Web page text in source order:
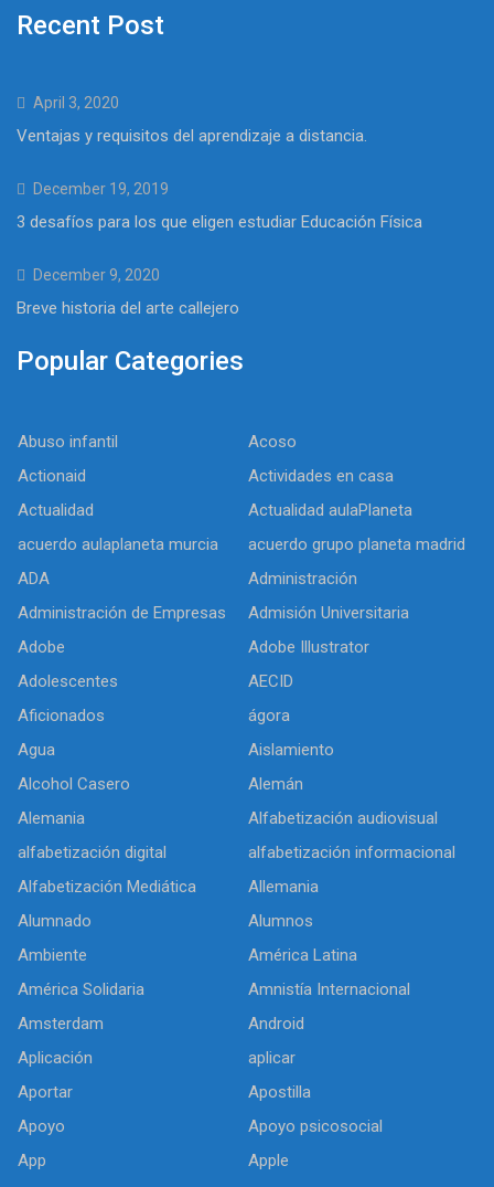
Recent Post
April 3, 2020
Ventajas y requisitos del aprendizaje a distancia.
December 19, 2019
3 desafíos para los que eligen estudiar Educación Física
December 9, 2020
Breve historia del arte callejero
Popular Categories
Abuso infantil
Acoso
Actionaid
Actividades en casa
Actualidad
Actualidad aulaPlaneta
acuerdo aulaplaneta murcia
acuerdo grupo planeta madrid
ADA
Administración
Administración de Empresas
Admisión Universitaria
Adobe
Adobe Illustrator
Adolescentes
AECID
Aficionados
ágora
Agua
Aislamiento
Alcohol Casero
Alemán
Alemania
Alfabetización audiovisual
alfabetización digital
alfabetización informacional
Alfabetización Mediática
Allemania
Alumnado
Alumnos
Ambiente
América Latina
América Solidaria
Amnistía Internacional
Amsterdam
Android
Aplicación
aplicar
Aportar
Apostilla
Apoyo
Apoyo psicosocial
App
Apple